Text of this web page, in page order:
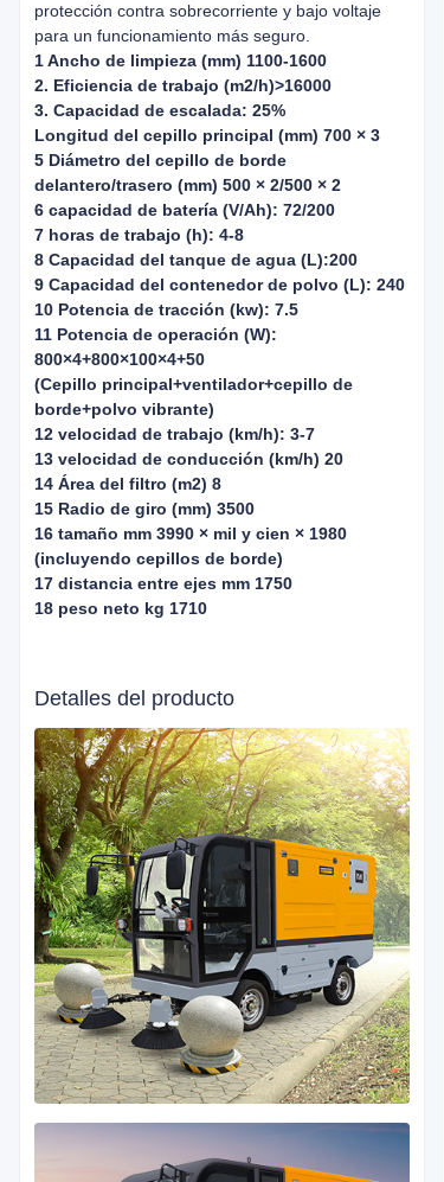
protección contra sobrecorriente y bajo voltaje
para un funcionamiento más seguro.
1 Ancho de limpieza (mm) 1100-1600
2. Eficiencia de trabajo (m2/h)>16000
3. Capacidad de escalada: 25%
Longitud del cepillo principal (mm) 700 × 3
5 Diámetro del cepillo de borde
delantero/trasero (mm) 500 × 2/500 × 2
6 capacidad de batería (V/Ah): 72/200
7 horas de trabajo (h): 4-8
8 Capacidad del tanque de agua (L):200
9 Capacidad del contenedor de polvo (L): 240
10 Potencia de tracción (kw): 7.5
11 Potencia de operación (W):
800×4+800×100×4+50
(Cepillo principal+ventilador+cepillo de
borde+polvo vibrante)
12 velocidad de trabajo (km/h): 3-7
13 velocidad de conducción (km/h) 20
14 Área del filtro (m2) 8
15 Radio de giro (mm) 3500
16 tamaño mm 3990 × mil y cien × 1980
(incluyendo cepillos de borde)
17 distancia entre ejes mm 1750
18 peso neto kg 1710
Detalles del producto